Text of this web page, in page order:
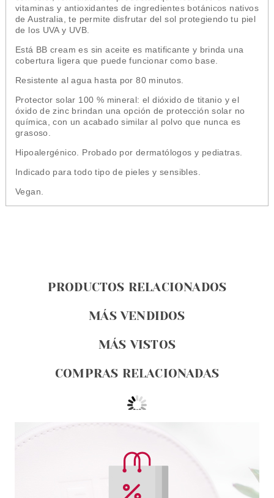
vitaminas y antioxidantes de ingredientes botánicos nativos
de Australia, te permite disfrutar del sol protegiendo tu piel
de los UVA y UVB.
Está BB cream es sin aceite es matificante y brinda una
cobertura ligera que puede funcionar como base.
Resistente al agua hasta por 80 minutos.
Protector solar 100 % mineral: el dióxido de titanio y el
óxido de zinc brindan una opción de protección solar no
química, con un acabado similar al polvo que nunca es
grasoso.
Hipoalergénico. Probado por dermatólogos y pediatras.
Indicado para todo tipo de pieles y sensibles.
Vegan.
PRODUCTOS RELACIONADOS
MÁS VENDIDOS
MÁS VISTOS
COMPRAS RELACIONADAS